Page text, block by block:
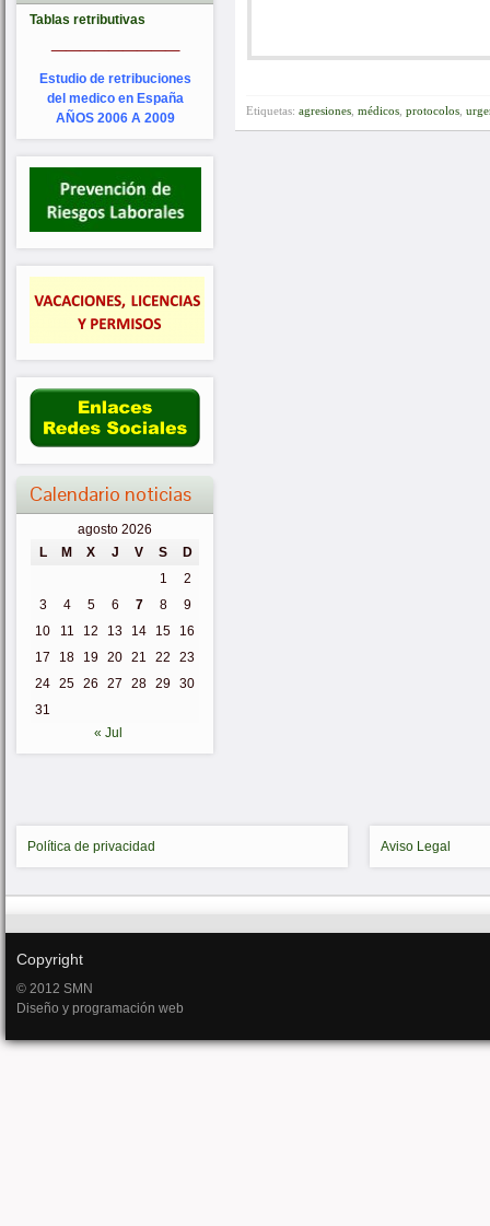
Tablas retributivas
Estudio de retribuciones
del medico en España
AÑOS 2006 A 2009
Calendario noticias
agosto 2026
L
M X J V S
D
1
2
3
4 5 6 7 8
9
10
11 12 13 14 15
16
17
18 19 20 21 22
23
24 25 26 27 28 29 30
31
« Jul
Etiquetas: agresiones médicos protocolos
Política de privacidad Aviso Legal
Copyright
© 2012 SMN
Diseño y programación web